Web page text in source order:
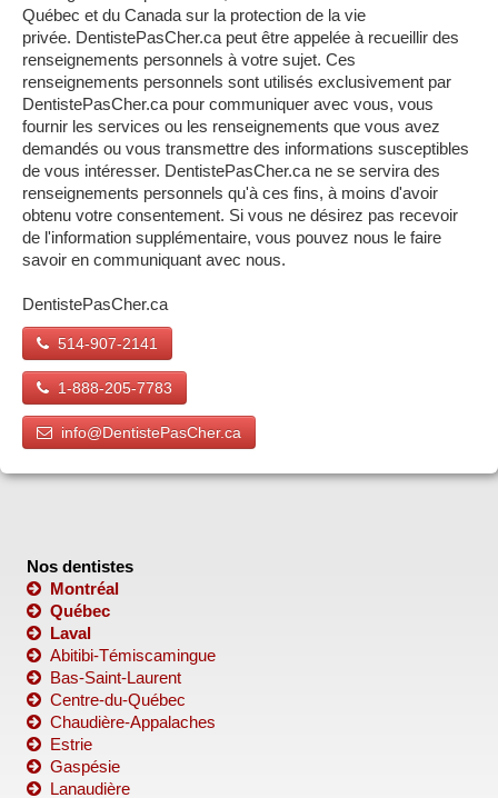
Québec et du Canada sur la protection de la vie
privée. DentistePasCher.ca peut être appelée à recueillir des
renseignements personnels à votre sujet. Ces
renseignements personnels sont utilisés exclusivement par
DentistePasCher.ca pour communiquer avec vous, vous
fournir les services ou les renseignements que vous avez
demandés ou vous transmettre des informations susceptibles
de vous intéresser. DentistePasCher.ca ne se servira des
renseignements personnels qu'à ces fins, à moins d'avoir
obtenu votre consentement. Si vous ne désirez pas recevoir
de l'information supplémentaire, vous pouvez nous le faire
savoir en communiquant avec nous.
DentistePasCher.ca
514-907-2141
1-888-205-7783
info@DentistePasCher.ca
Nos dentistes
Montréal
Québec
Laval
Abitibi-Témiscamingue
Bas-Saint-Laurent
Centre-du-Québec
Chaudière-Appalaches
Estrie
Gaspésie
Lanaudière